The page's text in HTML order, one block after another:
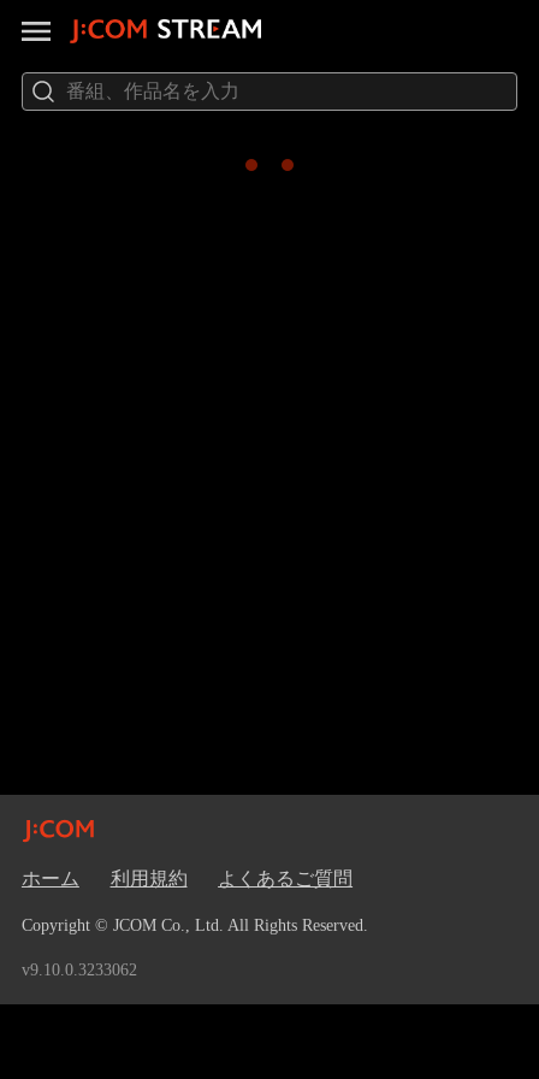
ホーム 利用規約 よくあるご質問
Copyright © JCOM Co., Ltd. All Rights Reserved.
v9.10.0.3233062